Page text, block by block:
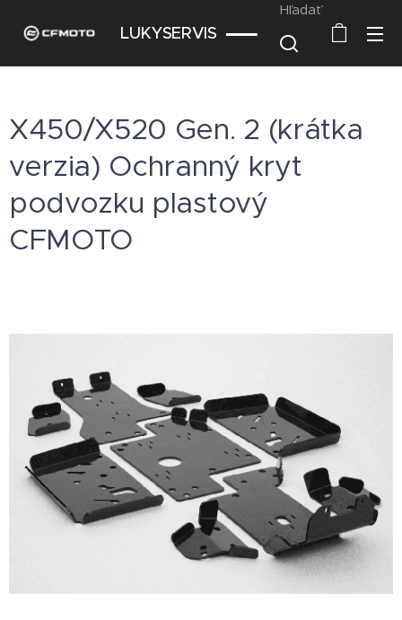
LUKYSERVIS
Hľadať
X450/X520 Gen. 2 (krátka
verzia) Ochranný kryt
podvozku plastový
CFMOTO